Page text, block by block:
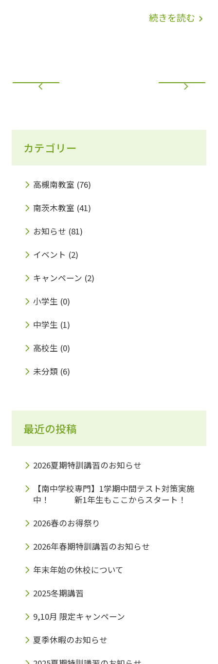
槻南教室まで◆ 072-673-0088 (火曜～
ます。皆様には、大変ご不便をお掛けいたしま
す。
続きを読む navigate_next
カテゴリー
高槻南教室 (76)
南茨木教室 (41)
お知らせ (81)
イベント (2)
キャンペーン (2)
小学生 (0)
中学生 (1)
高校生 (0)
未分類 (6)
最近の投稿
2026夏期特訓講習のお知らせ
【南中学校専門】1学期中間テスト対策実施
中！ 新1年生もここからスタート！
2026春のお得祭り
2026年春期特訓講習のお知らせ
年末年始の休校について
2025冬期講習
9,10月 限定キャンペーン
夏季休暇のお知らせ